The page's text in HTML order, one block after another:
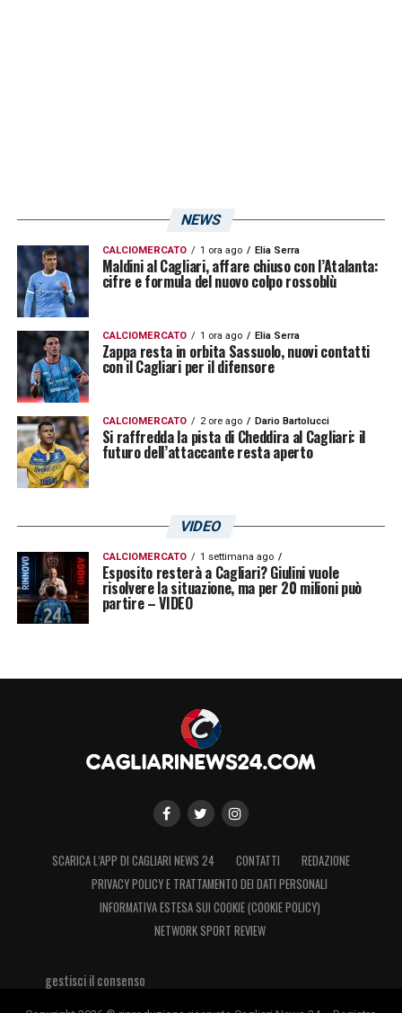
NEWS
CALCIOMERCATO 1 ora ago Elia Serra
Maldini al Cagliari, affare chiuso con l’Atalanta:
cifre e formula del nuovo colpo rossoblù
CALCIOMERCATO 1 ora ago Elia Serra
Zappa resta in orbita Sassuolo, nuovi contatti
con il Cagliari per il difensore
CALCIOMERCATO 2 ore ago Dario Bartolucci
Si raffredda la pista di Cheddira al Cagliari: il
futuro dell’attaccante resta aperto
VIDEO
CALCIOMERCATO 1 settimana ago
Esposito resterà a Cagliari? Giulini vuole
risolvere la situazione, ma per 20 milioni può
partire – VIDEO
SCARICA L’APP DI CAGLIARI NEWS 24 CONTATTI
REDAZIONE
PRIVACY POLICY E TRATTAMENTO DEI DATI PERSONALI
INFORMATIVA ESTESA SUI COOKIE (COOKIE POLICY)
NETWORK SPORT REVIEW
gestisci il consenso